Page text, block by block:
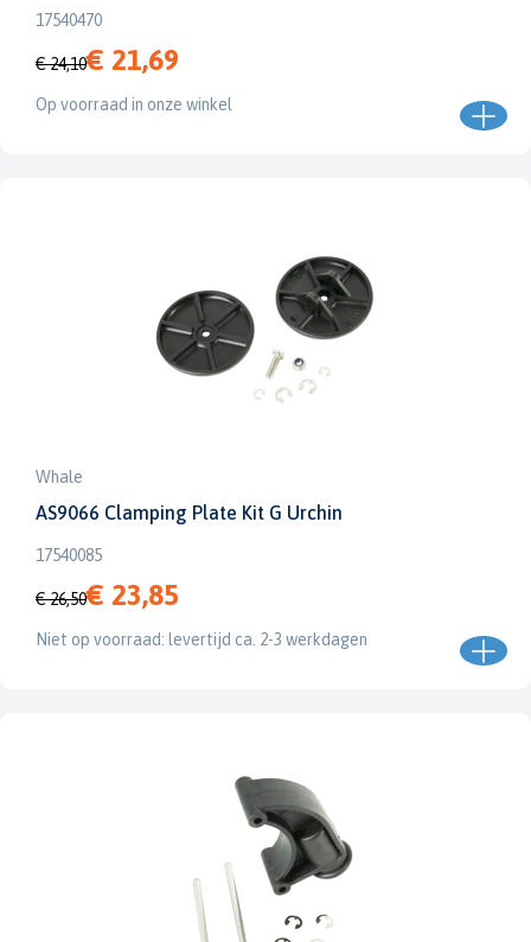
17540470
€ 24,10€ 21,69
Op voorraad in onze winkel
Whale
AS9066 Clamping Plate Kit G Urchin
17540085
€ 26,50€ 23,85
Niet op voorraad: levertijd ca. 2-3 werkdagen